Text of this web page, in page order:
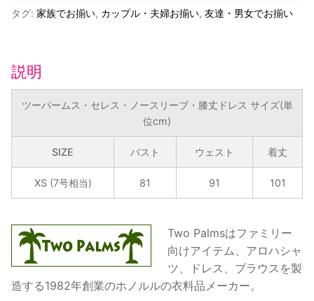
セ
ー
膝
ド
ス
タグ: 家族でお揃い, カップル・夫婦お揃い, 友達・男女でお揃い
説明
ツーパームス・セレス・ノースリーブ・膝丈ドレス サイズ(単
位cm)
SIZE バスト ウェスト 着丈
XS (7号相当) 81 91 101
Two Palmsはファミリー
向けアイテム、アロハシャ
ツ、ドレス、ブラウスを製
造する1982年創業のホノルルの衣料品メーカー。